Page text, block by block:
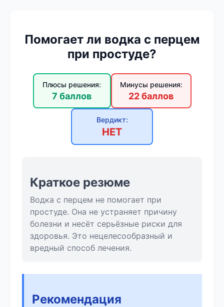
Помогает ли водка с перцем
при простуде?
Плюсы решения:
7 баллов
Минусы решения:
22 баллов
Вердикт:
НЕТ
Краткое резюме
Водка с перцем не помогает при
простуде. Она не устраняет причину
болезни и несёт серьёзные риски для
здоровья. Это нецелесообразный и
вредный способ лечения.
Рекомендация